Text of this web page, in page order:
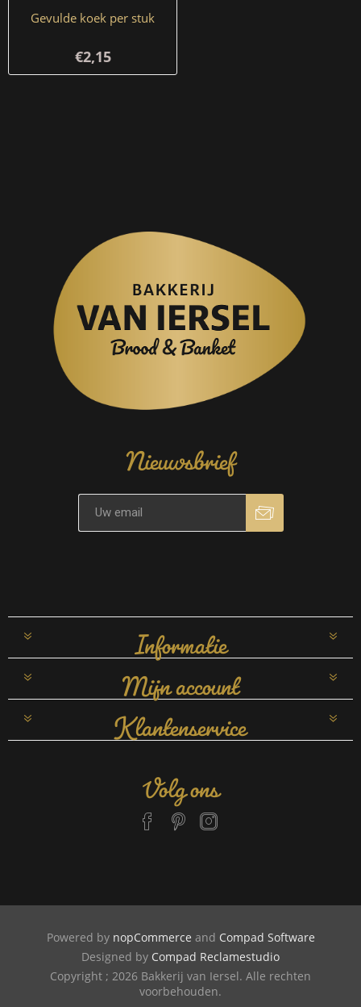
Gevulde koek per stuk
€2,15
Nieuwsbrief
Informatie
Mijn account
Klantenservice
Volg ons
Powered by nopCommerce and Compad Software
Designed by Compad Reclamestudio
Copyright ; 2026 Bakkerij van Iersel. Alle rechten
voorbehouden.